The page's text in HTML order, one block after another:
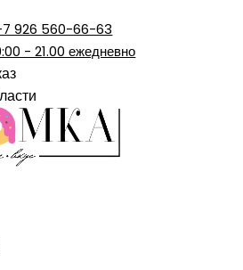
926 560-66-63
- 21.00 ежедневно